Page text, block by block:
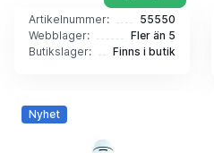
Artikelnummer:
55550
Webblager:
Fler än 5
Butikslager:
Finns i butik
Nyhet